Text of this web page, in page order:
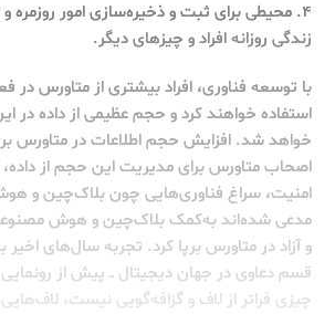
۴. محیطی برای ثبت و ذخیره‌سازی امور روزمره
زندگی روزانه افراد و چیزهای دیگر.
با توسعه فناوری، افراد بیشتری از متاورس در
استفاده خواهند کرد و حجم عظیمی از داده‌ در
خواهد شد. افزایش حجم اطلاعات در متاورس
اصحاب متاورس برای مدیریت این حجم از
امنیت، سراغ فناوری‌هایی چون بلاک‌چین و
مدعی شده‌اند به‌کمک بلاک‌چین و هوش
و آزاد در متاورس برپا کرد. تجربه سال‌های اخیر
قسم دعاوی در جهان دیجیتال ــ پیش از
چیزی فراتر از لاف‌ و گزافه‌گویی نیست،